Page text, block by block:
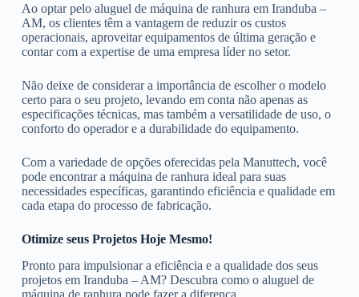
Ao optar pelo aluguel de máquina de ranhura em Iranduba –
AM, os clientes têm a vantagem de reduzir os custos
operacionais, aproveitar equipamentos de última geração e
contar com a expertise de uma empresa líder no setor.
Não deixe de considerar a importância de escolher o modelo
certo para o seu projeto, levando em conta não apenas as
especificações técnicas, mas também a versatilidade de uso, o
conforto do operador e a durabilidade do equipamento.
Com a variedade de opções oferecidas pela Manuttech, você
pode encontrar a máquina de ranhura ideal para suas
necessidades específicas, garantindo eficiência e qualidade em
cada etapa do processo de fabricação.
Otimize seus Projetos Hoje Mesmo!
Pronto para impulsionar a eficiência e a qualidade dos seus
projetos em Iranduba – AM? Descubra como o aluguel de
máquina de ranhura pode fazer a diferença.